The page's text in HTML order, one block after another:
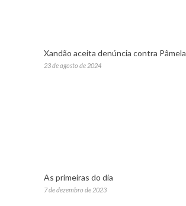
Xandão aceita denúncia contra Pâmela
23 de agosto de 2024
As primeiras do dia
7 de dezembro de 2023